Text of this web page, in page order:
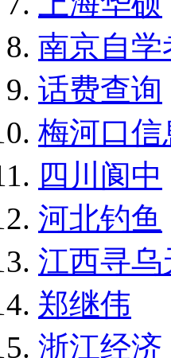
南京自学
话费查询
梅河口信
四川阆中
河北钓鱼
江西寻乌
郑继伟
浙江经济